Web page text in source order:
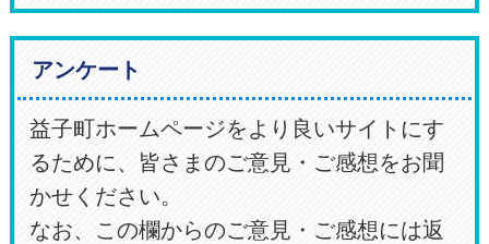
アンケート
益子町ホームページをより良いサイトにす
るために、皆さまのご意見・ご感想をお聞
かせください。
なお、この欄からのご意見・ご感想には返